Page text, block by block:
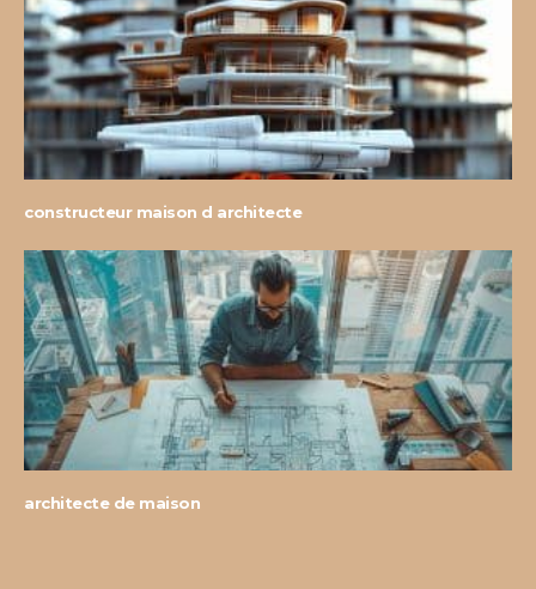
constructeur maison d architecte
architecte de maison